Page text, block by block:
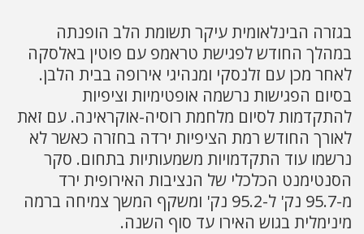
בגזרה הבינלאומית עיקר תשומת הלב הופנתה
במהלך החודש לפגישת טראמפ עם פוטין באלסקה
לאחר מכן עם זלנסקי ומנהיגי אירופה בבית הלבן.
בסיום הפגישות נרשמה אופטימיות וציפיות
להתקדמות לסיום מלחמת רוסיה-אוקראינה. עם זאת
לאורך החודש רמת הציפיות ירדה בחזרה כאשר לא
נרשמו עוד התקדמויות משמעותיות בתחום. סקר
הסנטימנט הכלכלי של הנציבות האירופית ירד
מ-95.7 נק' ל-95.2 נק' ומשקף המשך צמיחה ברמה
מינימלית בגוש האירו עד סוף השנה.